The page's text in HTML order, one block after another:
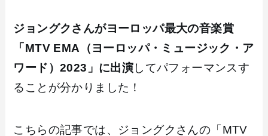
ジョングクさんがヨーロッパ最大の音楽賞
「MTV EMA（ヨーロッパ・ミュージック・ア
ワード）2023」に出演してパフォーマンスす
ることが分かりました！
こちらの記事では、ジョングクさんの「MTV